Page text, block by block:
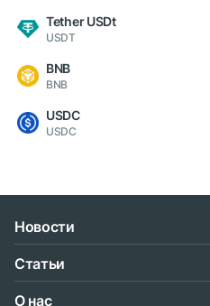
Tether USDt
USDT
BNB
BNB
USDC
USDC
Новости
Статьи
О нас